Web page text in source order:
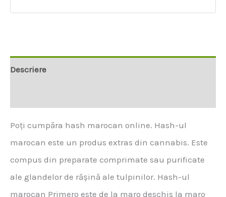
Descriere
Poți cumpăra hash marocan online. Hash-ul
marocan este un produs extras din cannabis. Este
compus din preparate comprimate sau purificate
ale glandelor de rășină ale tulpinilor. Hash-ul
marocan Primero este de la maro deschis la maro